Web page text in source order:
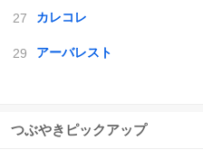
カレコレ
アーバレスト
つぶやきピックアップ